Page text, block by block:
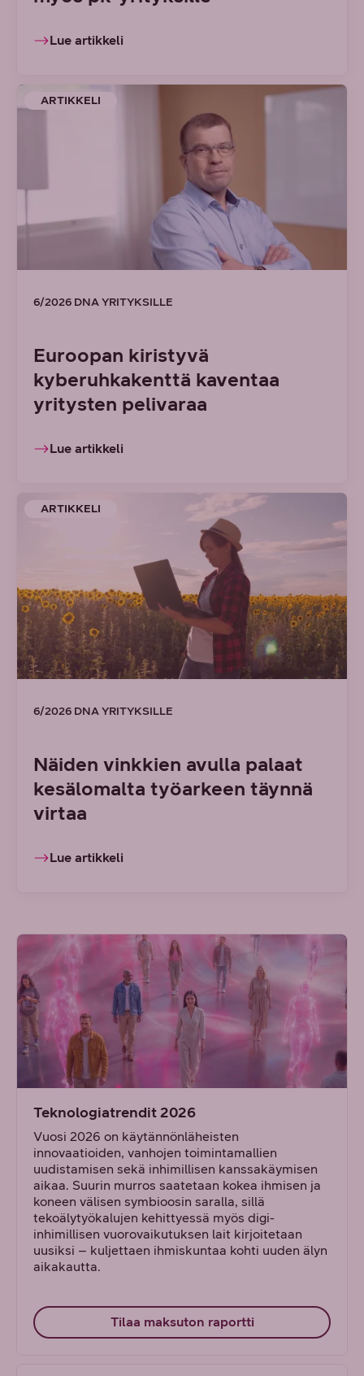
Lue artikkeli
ARTIKKELI
6/2026 DNA YRITYKSILLE
Euroopan kiristyvä
kyberuhkakenttä kaventaa
yritysten pelivaraa
Lue artikkeli
ARTIKKELI
6/2026 DNA YRITYKSILLE
Näiden vinkkien avulla palaat
kesälomalta työarkeen täynnä
virtaa
Lue artikkeli
Teknologiatrendit 2026
Vuosi 2026 on käytännönläheisten
innovaatioiden, vanhojen toimintamallien
uudistamisen sekä inhimillisen kanssakäymisen
aikaa. Suurin murros saatetaan kokea ihmisen ja
koneen välisen symbioosin saralla, sillä
tekoälytyökalujen kehittyessä myös digi-
inhimillisen vuorovaikutuksen lait kirjoitetaan
uusiksi – kuljettaen ihmiskuntaa kohti uuden älyn
aikakautta.
Tilaa maksuton raportti